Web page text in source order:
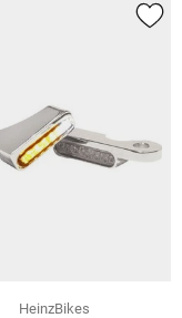
HeinzBikes